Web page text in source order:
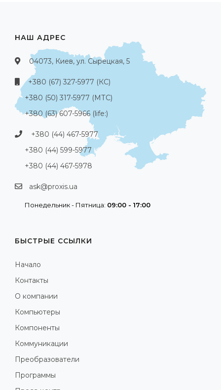
НАШ АДРЕС
04073, Киев, ул. Сырецкая, 5
+380 (67) 327-5977 (КС)
+380 (50) 317-5977 (МТС)
+380 (63) 607-5966 (life:)
+380 (44) 467-5977
+380 (44) 599-5977
+380 (44) 467-5978
ask@proxis.ua
Понедельник - Пятница: 09:00 - 17:00
БЫСТРЫЕ ССЫЛКИ
Начало
Контакты
О компании
Компьютеры
Компоненты
Коммуникации
Преобразователи
Программы